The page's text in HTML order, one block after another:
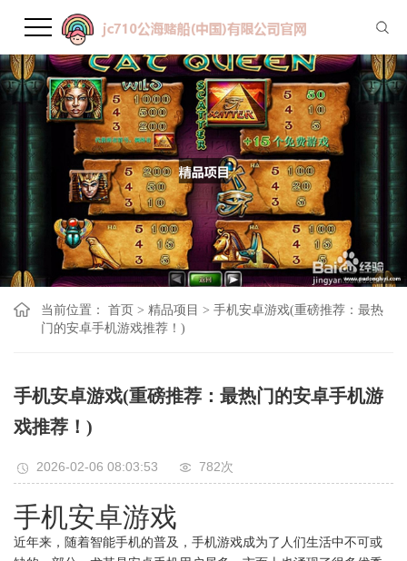
当前位置： 首页 > 精品项目 > 手机安卓游戏(重磅推荐：最热
门的安卓手机游戏推荐！)
手机安卓游戏(重磅推荐：最热门的安卓手机游
戏推荐！)
2026-02-06 08:03:53 782次
手机安卓游戏
近年来，随着智能手机的普及，手机游戏成为了人们生活中不可或